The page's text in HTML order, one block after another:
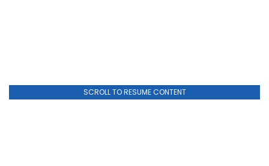
SCROLL TO RESUME CONTENT